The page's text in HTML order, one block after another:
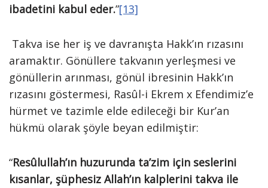
ibadetini kabul eder.”[13]
Takva ise her iş ve davranışta Hakk’ın rızasını
aramaktır. Gönüllere takvanın yerleşmesi ve
gönüllerin arınması, gönül ibresinin Hakk’ın
rızasını göstermesi, Rasûl-i Ekrem x Efendimiz’e
hürmet ve tazimle elde edileceği bir Kur’an
hükmü olarak şöyle beyan edilmiştir:
“Resûlullah’ın huzurunda ta’zim için seslerini
kısanlar, şüphesiz Allah’ın kalplerini takva ile